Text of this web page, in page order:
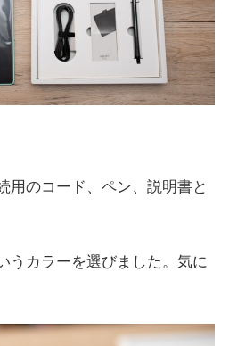
用のコード、ペン、説明書と
うカラーを選びました。気に